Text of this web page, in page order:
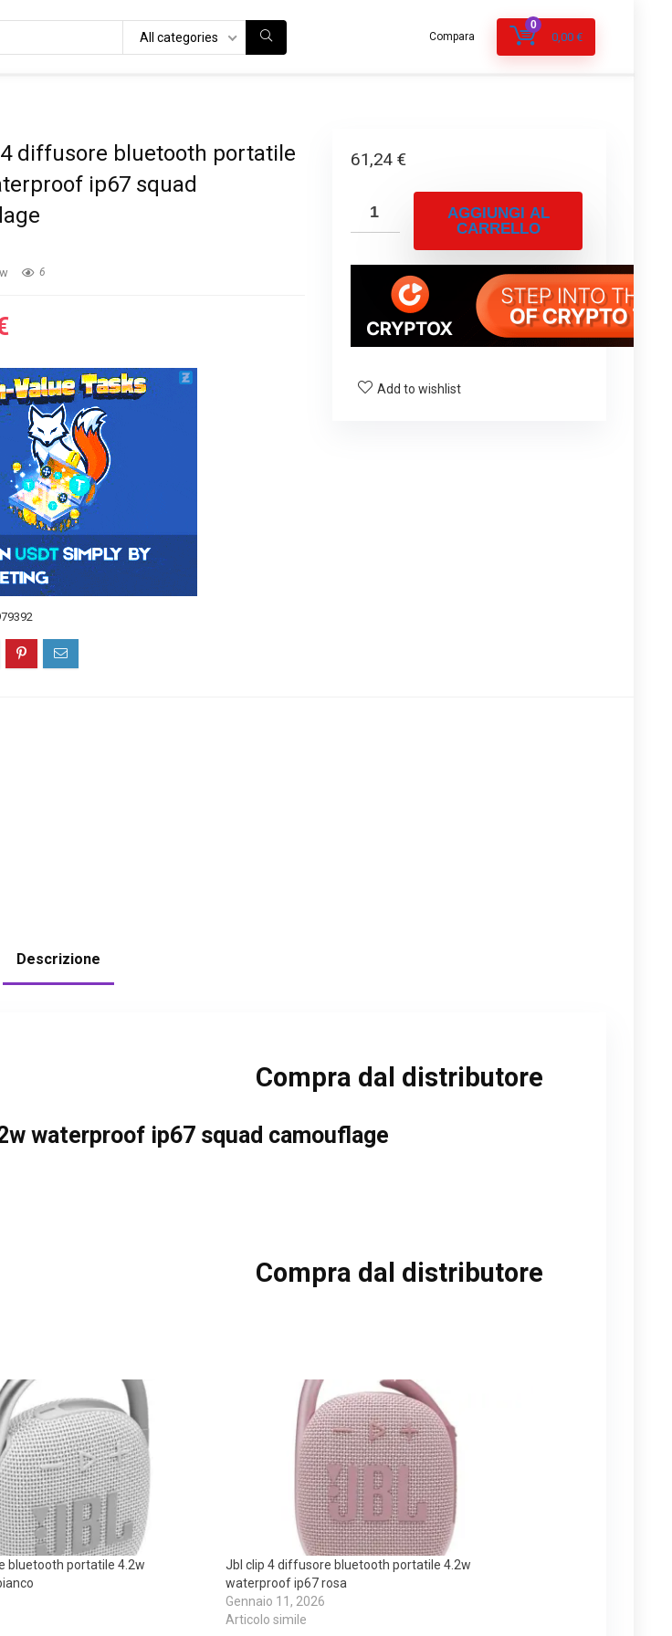
All categories Compara
0
0,00 €
diffusore bluetooth portatile
ip67 squad
6
61,24 €
AGGIUNGI AL
CARRELLO
Add to wishlist
Descrizione
Compra dal distributore
waterproof ip67 squad camouflage
Compra dal distributore
bluetooth portatile 4.2w
Jbl clip 4 diffusore bluetooth portatile 4.2w
waterproof ip67 rosa
Gennaio 11, 2026
Articolo simile